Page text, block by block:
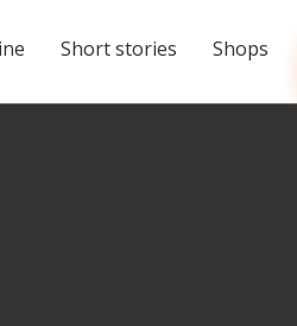
Short stories Shops